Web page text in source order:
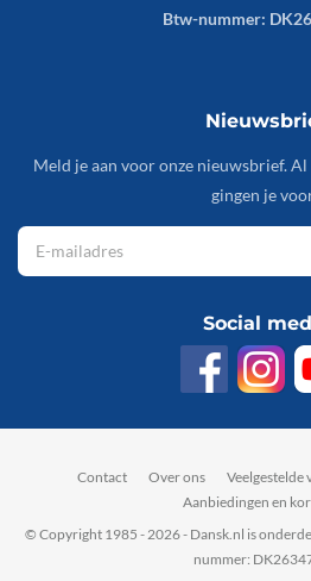
Btw-nummer:
Meld je aan voor onze nieuwsbrief.
gingen je
Social
Contact Over ons Veelgestelde
Aanbiedingen en
© Copyright 1985 - 2026 - Dansk.nl is
nummer: